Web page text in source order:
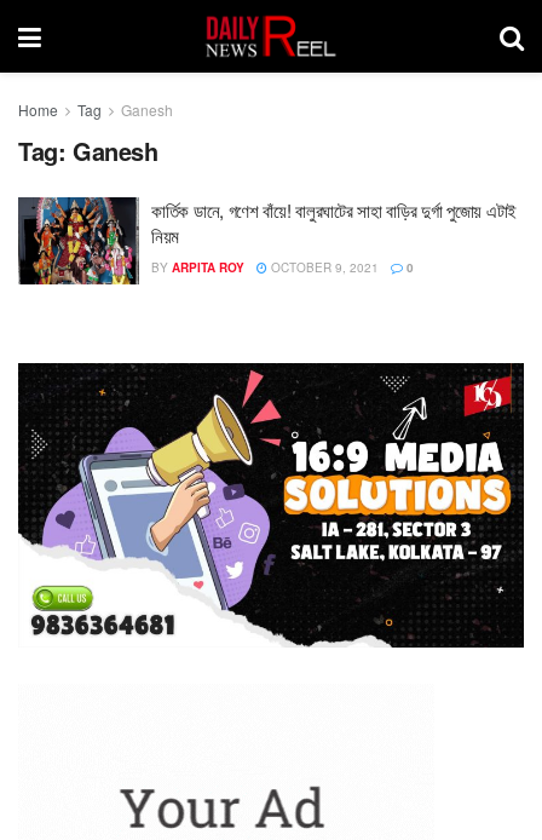
Home Tag Ganesh
Tag: Ganesh
কার্তিক ডানে, গণেশ বাঁয়ে! বালুরঘাটের সাহা বাড়ির দুর্গা পুজোয় এটাই
নিয়ম
BY ARPITA ROY OCTOBER 9, 2021 0